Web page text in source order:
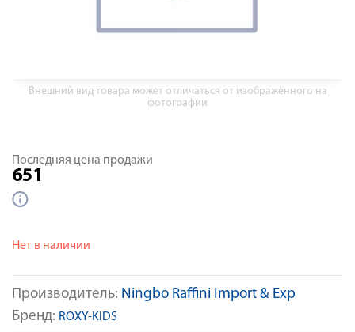
Внешний вид товара может отличаться от изображённого на
фотографии
Производитель: Ningbo Raffini Import & Exp
Бренд: ROXY-KIDS
Последняя цена продажи
651
Нет в наличии